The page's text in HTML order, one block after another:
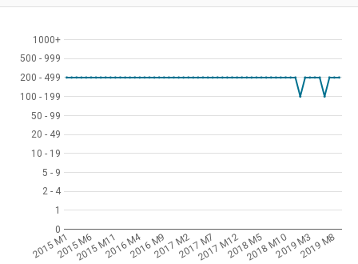
2015 M12015 M62015 M112016 M42016 M92017 M22017 M72017 M122018 M52018 M102019 M32019 M8
0
0
11
2 - 4
2 - 4
5 - 9
5 - 9
10 - 19
10 - 19
20 - 49
20 - 49
50 - 99
50 - 99
100 - 199
100 - 199
200 - 499
200 - 499
500 - 999
500 - 999
1000+
1000+